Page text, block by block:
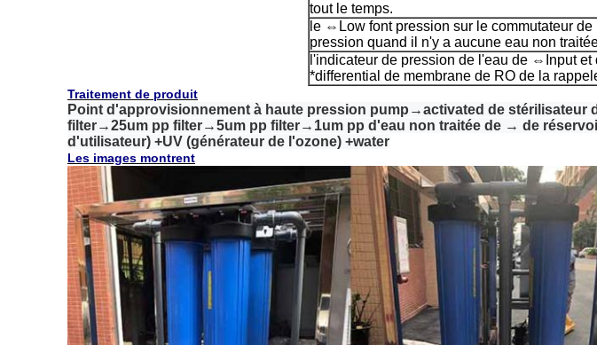
tout le temps.
le ⇔Low font pression sur le commutateur
pression quand il n'y a aucune eau non
l'indicateur de pression de l'eau de ⇔Input et
*differential de membrane de RO de la
Traitement de produit
Point d'approvisionnement à haute pression pump→activated de
filter→25um pp filter→5um pp filter→1um pp d'eau non traitée de → de
d'utilisateur) +UV (générateur de l'ozone) +water
Les images montrent